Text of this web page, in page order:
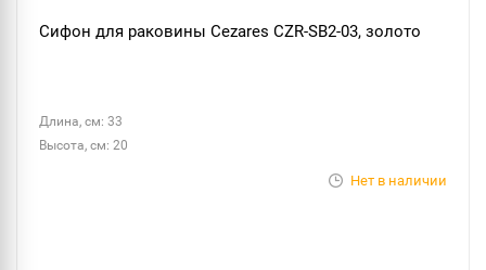
Сифон для раковины Cezares CZR-SB2-03, золото
Длина, см: 33
Высота, см: 20
Нет в наличии